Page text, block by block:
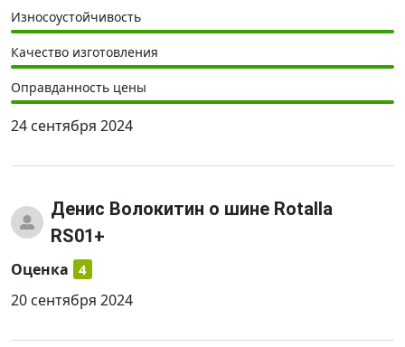
Износоустойчивость
Качество изготовления
Оправданность цены
24 сентября 2024
Денис Волокитин о шине Rotalla
RS01+
Оценка 4
20 сентября 2024